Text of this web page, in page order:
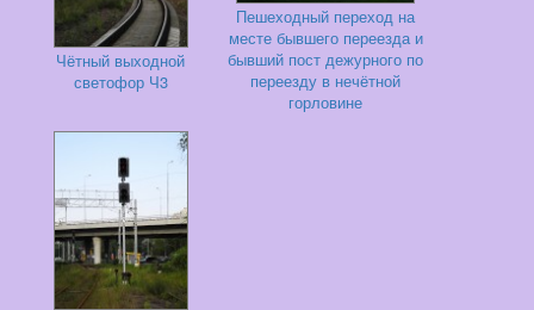
Чётный выходной
светофор Ч3
Пешеходный переход на
месте бывшего переезда и
бывший пост дежурного по
переезду в нечётной
горловине